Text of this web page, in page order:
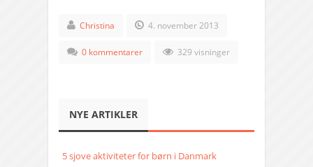
Christina 4. november 2013
0 kommentarer 329 visninger
NYE ARTIKLER
5 sjove aktiviteter for børn i Danmark